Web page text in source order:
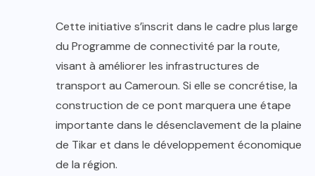
Cette initiative s’inscrit dans le cadre plus large
du Programme de connectivité par la route,
visant à améliorer les infrastructures de
transport au Cameroun. Si elle se concrétise, la
construction de ce pont marquera une étape
importante dans le désenclavement de la plaine
de Tikar et dans le développement économique
de la région.